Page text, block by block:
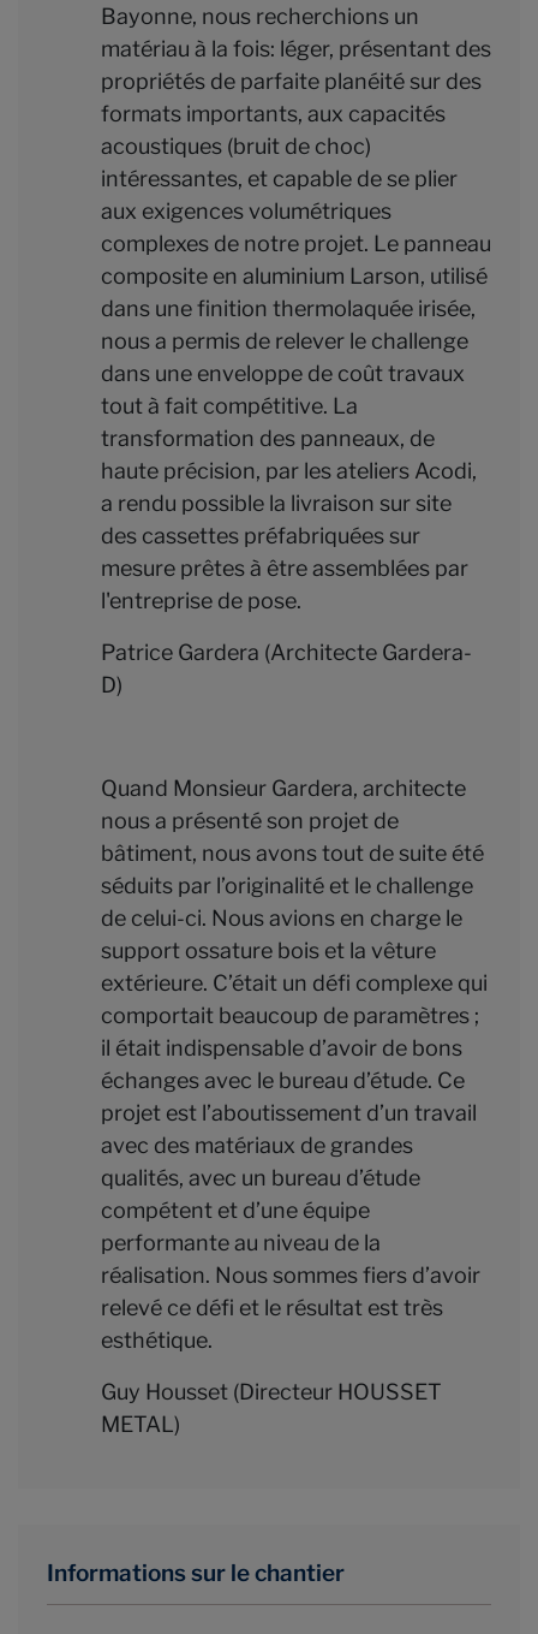
Bayonne, nous recherchions un
matériau à la fois: léger, présentant des
propriétés de parfaite planéité sur des
formats importants, aux capacités
acoustiques (bruit de choc)
intéressantes, et capable de se plier
aux exigences volumétriques
complexes de notre projet. Le panneau
composite en aluminium Larson, utilisé
dans une finition thermolaquée irisée,
nous a permis de relever le challenge
dans une enveloppe de coût travaux
tout à fait compétitive. La
transformation des panneaux, de
haute précision, par les ateliers Acodi,
a rendu possible la livraison sur site
des cassettes préfabriquées sur
mesure prêtes à être assemblées par
l'entreprise de pose.
Patrice Gardera (Architecte Gardera-
D)
Quand Monsieur Gardera, architecte
nous a présenté son projet de
bâtiment, nous avons tout de suite été
séduits par l’originalité et le challenge
de celui-ci. Nous avions en charge le
support ossature bois et la vêture
extérieure. C’était un défi complexe qui
comportait beaucoup de paramètres ;
il était indispensable d’avoir de bons
échanges avec le bureau d’étude. Ce
projet est l’aboutissement d’un travail
avec des matériaux de grandes
qualités, avec un bureau d’étude
compétent et d’une équipe
performante au niveau de la
réalisation. Nous sommes fiers d’avoir
relevé ce défi et le résultat est très
esthétique.
Guy Housset (Directeur HOUSSET
METAL)
Informations sur le chantier